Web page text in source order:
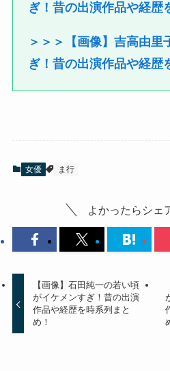
ぎ！昔の出演作品や経歴
＞＞＞【画像】吉高由里
ぎ！昔の出演作品や経歴
女優 ま行
よかったらシェ
【画像】石田純一の若い頃
がイケメンすぎ！昔の出演
作品や経歴を時系列まと
め！